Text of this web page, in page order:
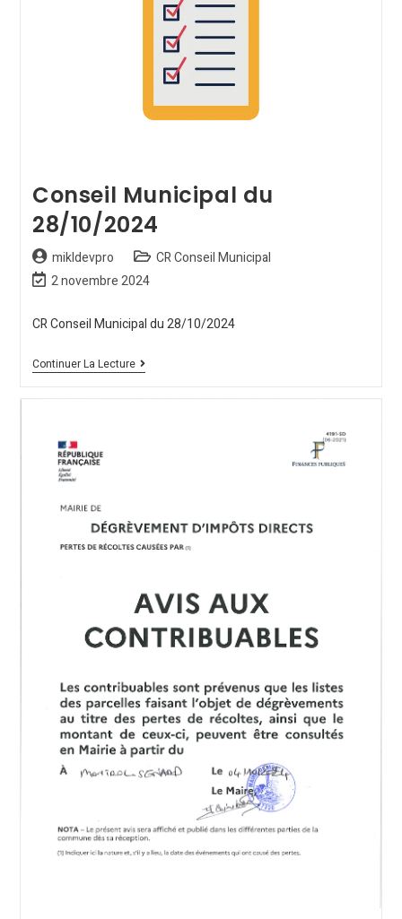
Conseil Municipal du
28/10/2024
mikldevpro
CR Conseil Municipal
2 novembre 2024
CR Conseil Municipal du 28/10/2024
Continuer La Lecture